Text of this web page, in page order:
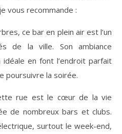
vous recommande :
ce bar en plein air est l’un
de la ville. Son ambiance
en font l’endroit parfait
poursuivre la soirée.
rue est le cœur de la vie
de nombreux bars et clubs.
surtout le week-end,